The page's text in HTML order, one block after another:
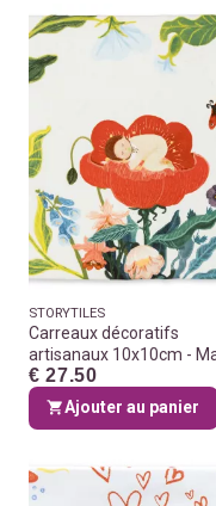
STORYTILES
Carreaux décoratifs
artisanaux 10x10cm -
you blossom
€ 27.50
Ajouter au panier